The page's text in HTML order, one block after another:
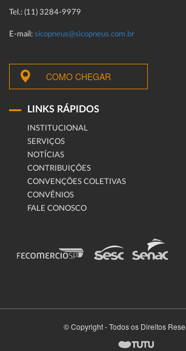
Tel.: (11) 3284-9979
E-mail: sicopneus@sicopneus.com.br
COMO CHEGAR
LINKS RÁPIDOS
INSTITUCIONAL
SERVIÇOS
NOTÍCIAS
CONTRIBUIÇÕES
CONVENÇÕES COLETIVAS
CONVÊNIOS
FALE CONOSCO
© Copyright - Todos os Direitos